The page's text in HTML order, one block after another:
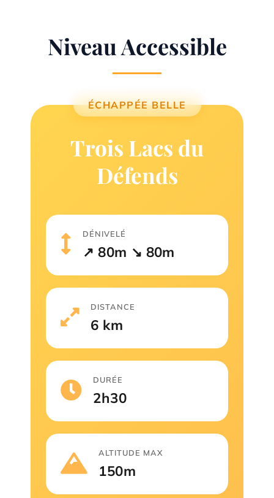
Niveau Accessible
ÉCHAPPÉE BELLE
Trois Lacs du
Défends
DÉNIVELÉ
↗ 80m ↘ 80m
DISTANCE
6 km
DURÉE
2h30
ALTITUDE MAX
150m